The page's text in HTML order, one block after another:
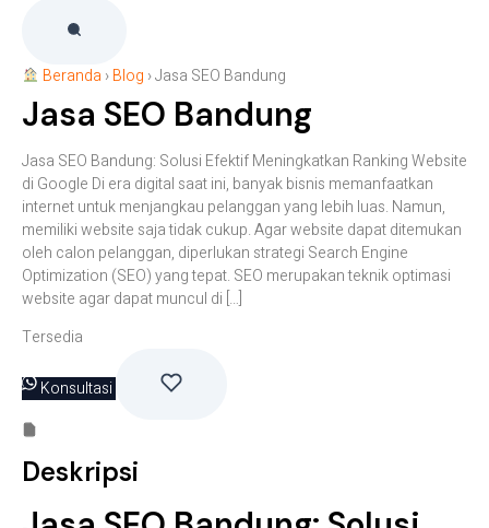
Beranda ›Blog ›Jasa SEO Bandung
Jasa SEO Bandung
Jasa SEO Bandung: Solusi Efektif Meningkatkan Ranking Website
di Google Di era digital saat ini, banyak bisnis memanfaatkan
internet untuk menjangkau pelanggan yang lebih luas. Namun,
memiliki website saja tidak cukup. Agar website dapat ditemukan
oleh calon pelanggan, diperlukan strategi Search Engine
Optimization (SEO) yang tepat. SEO merupakan teknik optimasi
website agar dapat muncul di […]
Tersedia
Konsultasi
Deskripsi